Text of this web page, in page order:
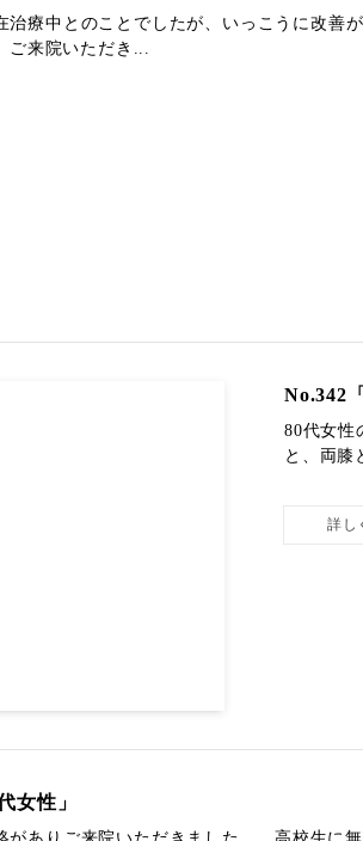
療中とのことでしたが、いっこうに改善
ご来院いただき...
No.342
80代女性
と、両膝
女性」